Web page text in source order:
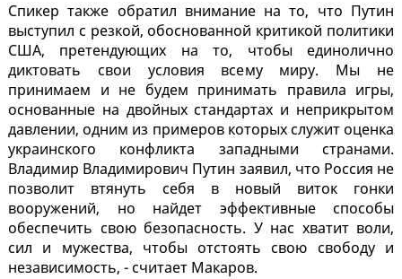
Спикер также обратил внимание на то, что Путин
выступил с резкой, обоснованной критикой политики
США, претендующих на то, чтобы единолично
диктовать свои условия всему миру. Мы не
принимаем и не будем принимать правила игры,
основанные на двойных стандартах и неприкрытом
давлении, одним из примеров которых служит оценка
украинского конфликта западными странами.
Владимир Владимирович Путин заявил, что Россия не
позволит втянуть себя в новый виток гонки
вооружений, но найдет эффективные способы
обеспечить свою безопасность. У нас хватит воли,
сил и мужества, чтобы отстоять свою свободу и
независимость, - считает Макаров.